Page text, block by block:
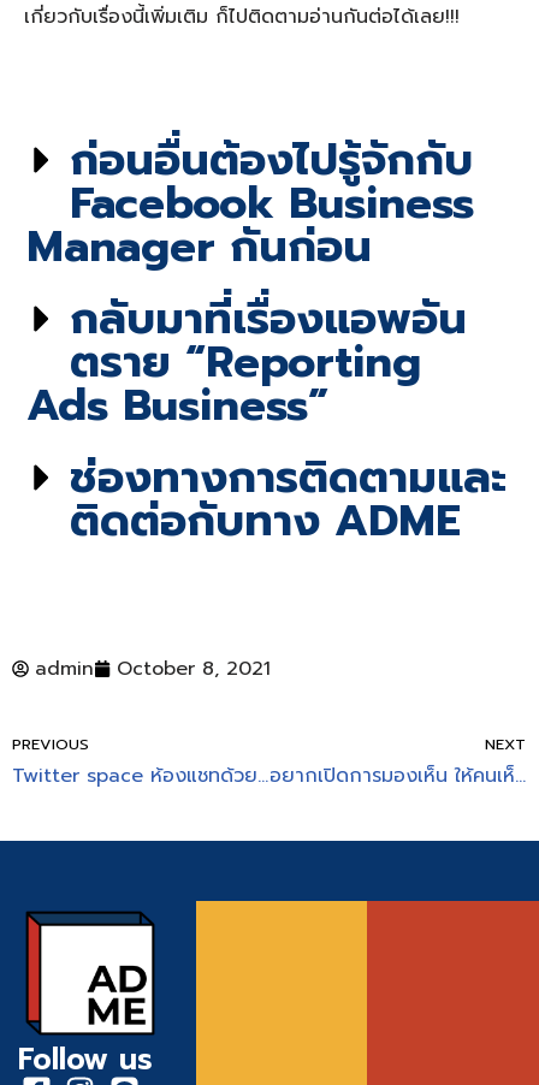
เกี่ยวกับเรื่องนี้เพิ่มเติม ก็ไปติดตามอ่านกันต่อได้เลย!!!
ก่อนอื่นต้องไปรู้จักกับ
Facebook Business
Manager กันก่อน
กลับมาที่เรื่องแอพอัน
ตราย “Reporting
Ads Business”
ช่องทางการติดตามและ
ติดต่อกับทาง ADME
admin October 8, 2021
PREVIOUS
Twitter space ห้องแชทด้วย “เสียง” ของ Twitter
NEXT
อยากเปิดการมองเห็น ให้คนเห็นโพสต์เรามากขึ้น? การเลือก Hashtag ที่ดี ช่วยได้!
Follow us